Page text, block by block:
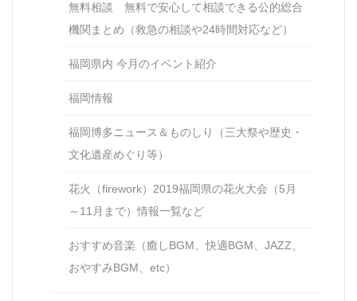
無料相談 無料で安心して相談できる公的総合
機関まとめ（救急の相談や24時間対応など）
福岡県内 今月のイベント紹介
福岡情報
福岡博多ニュース＆ものしり（三大祭や歴史・
文化遺産めぐり等）
花火（firework）2019福岡県の花火大会（5月
～11月まで）情報一覧など
おすすめ音楽（癒しBGM、快適BGM、JAZZ、
おやすみBGM、etc）